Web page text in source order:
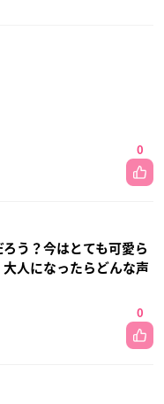
0
う？今はとても可愛ら
人になったらどんな声
0